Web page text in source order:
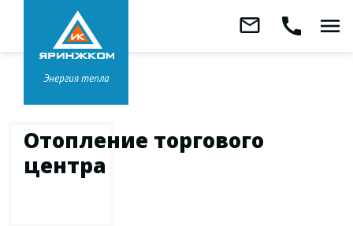
Заказать
Звонок бесплатный
8 800 333-99-01
Головной офис вЯрославле
+7 (4852) 67-96-00
Энергия тепла
mail_outline call menu
Отопление торгового
центра